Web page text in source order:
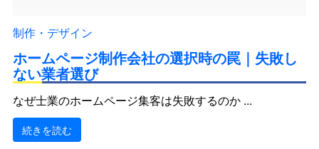
制作・デザイン
ホームページ制作会社の選択時の罠｜失敗し
ない業者選び
なぜ士業のホームページ集客は失敗するのか ...
続きを読む